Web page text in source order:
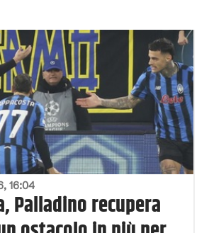
16:04
Palladino recupera